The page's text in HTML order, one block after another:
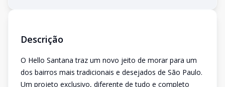
Descrição
O Hello Santana traz um novo jeito de morar para um
dos bairros mais tradicionais e desejados de São Paulo.
Um projeto exclusivo, diferente de tudo e completo